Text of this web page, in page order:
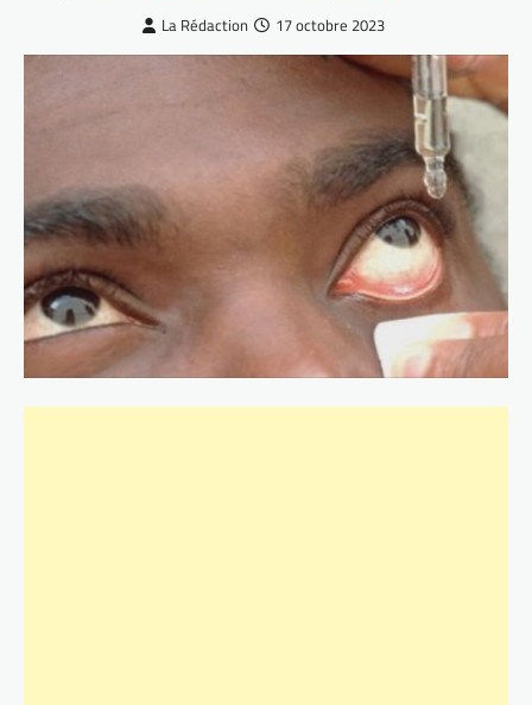
La Rédaction 17 octobre 2023